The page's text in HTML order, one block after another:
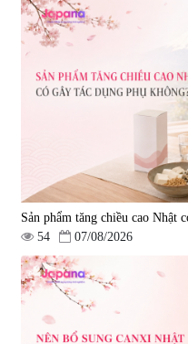
Sản phẩm tăng chiều cao Nhật
54
07/08/2026